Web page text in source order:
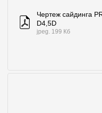
Чертеж сайдинга
D4,5D
jpeg. 199 Кб